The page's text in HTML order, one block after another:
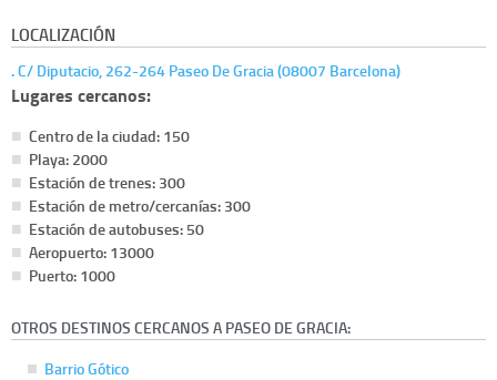
LOCALIZACIÓN
. C/ Diputacio, 262-264 Paseo De Gracia (08007 Barcelona)
Lugares cercanos:
Centro de la ciudad: 150
Playa: 2000
Estación de trenes: 300
Estación de metro/cercanías: 300
Estación de autobuses: 50
Aeropuerto: 13000
Puerto: 1000
OTROS DESTINOS CERCANOS A PASEO DE GRACIA:
Barrio Gótico